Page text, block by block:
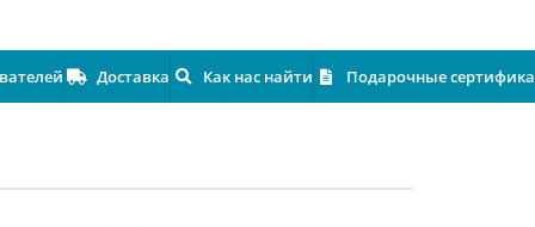
Доставка Как нас найти Подарочные